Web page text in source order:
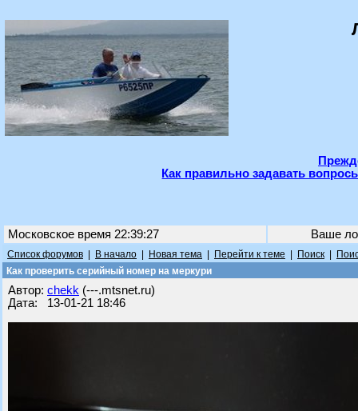
Как правильно задавать
Московское время 22:39:27 Ваше
Список форумов В начало Новая тема Перейти к теме Поиск
Как проверить серийный номер на меркури
Автор: chekk (---.mtsnet.ru)
Дата: 13-01-21 18:46